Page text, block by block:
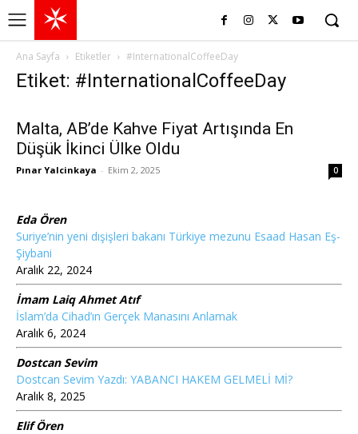
Ana Sayfa Etiketler #InternationalCoffeeDay
Etiket: #InternationalCoffeeDay
Malta, AB’de Kahve Fiyat Artışında En
Düşük İkinci Ülke Oldu
Pınar Yalcinkaya - Ekim 2, 2025 0
Eda Ören
Suriye’nin yeni dışişleri bakanı Türkiye mezunu Esaad Hasan Eş-
Şiybani
Aralık 22, 2024
İmam Laiq Ahmet Atıf
İslam’da Cihad’ın Gerçek Manasını Anlamak
Aralık 6, 2024
Dostcan Sevim
Dostcan Sevim Yazdı: YABANCI HAKEM GELMELİ Mİ?
Aralık 8, 2025
Elif Ören